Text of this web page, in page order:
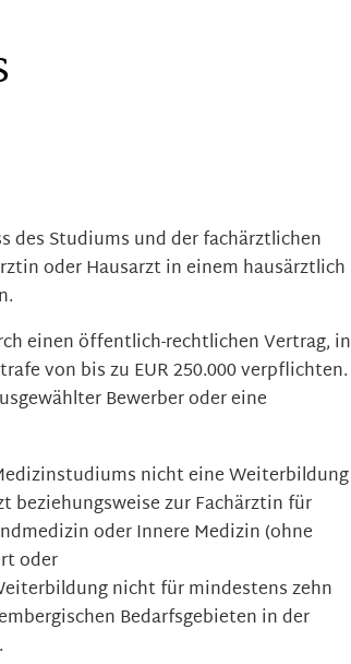
des Studiums und der fachärztlichen
oder Hausarzt in einem hausärztlich
einen öffentlich-rechtlichen Vertrag, in
von bis zu EUR 250.000 verpflichten.
Bewerber oder eine
nicht eine Weiterbildung
beziehungsweise zur Fachärztin für
oder Innere Medizin (ohne
oder
nicht für mindestens zehn
Bedarfsgebieten in der